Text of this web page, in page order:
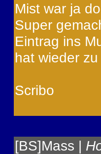
Mist war ja
Super
Eintrag ins
hat wieder
Scribo
[BS]Mass |